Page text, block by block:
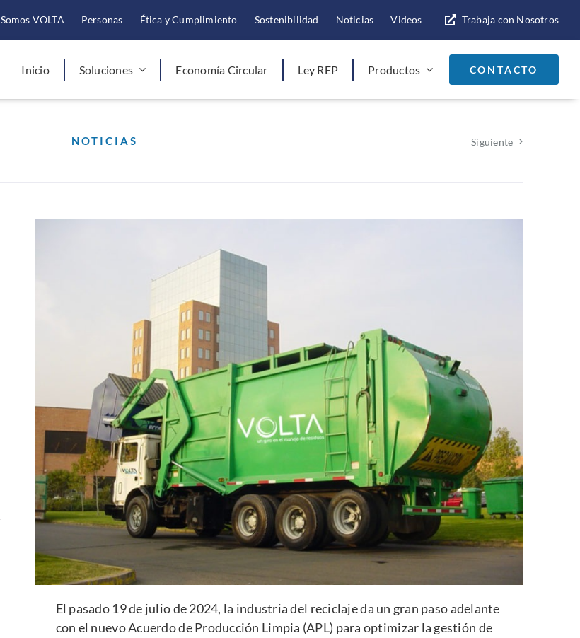
Somos VOLTA Personas Ética y Cumplimiento Sostenibilidad Noticias Videos Trabaja con Nosotros
Inicio Soluciones Economía Circular Ley REP Productos CONTACTO
NOTICIAS Siguiente
El pasado 19 de julio de 2024, la industria del reciclaje da un gran paso adelante
con el nuevo Acuerdo de Producción Limpia (APL) para optimizar la gestión de